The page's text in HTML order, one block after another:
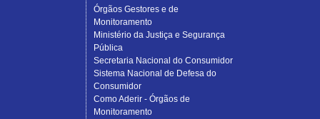
Órgãos Gestores e de
Monitoramento
Ministério da Justiça e Segurança
Pública
Secretaria Nacional do Consumidor
Sistema Nacional de Defesa do
Consumidor
Como Aderir - Órgãos de
Monitoramento